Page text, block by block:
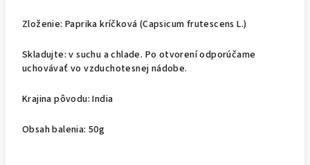
Zloženie: Paprika kríčková (Capsicum frutescens L.)
Skladujte: v suchu a chlade. Po otvorení odporúčame
uchovávať vo vzduchotesnej nádobe.
Krajina pôvodu: India
Obsah balenia: 50g